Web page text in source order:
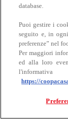
Bovino
database.
Puoi gestire i
seguito e, in
preferenze” nel
Per maggiori
ed alla loro
https://